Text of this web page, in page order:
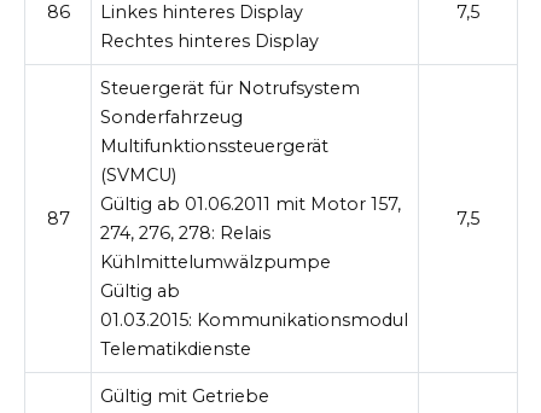
86
Linkes hinteres Display
Rechtes hinteres Display
7,5
87
Steuergerät für Notrufsystem
Sonderfahrzeug
Multifunktionssteuergerät
(SVMCU)
Gültig ab 01.06.2011 mit Motor 157,
274, 276, 278: Relais
Kühlmittelumwälzpumpe
Gültig ab
01.03.2015: Kommunikationsmodul
Telematikdienste
7,5
Gültig mit Getriebe